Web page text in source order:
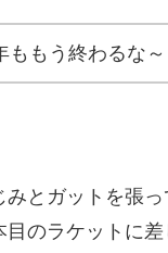
ももう終わるな～
とガットを張っ
のラケットに差